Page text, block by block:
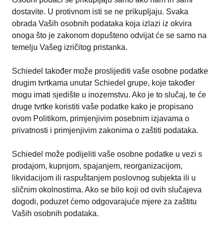
dostavite. U protivnom isti se ne prikupljaju. Svaka
obrada Vaših osobnih podataka koja izlazi iz okvira
onoga što je zakonom dopušteno odvijat će se samo na
temelju Vašeg izričitog pristanka.
Schiedel također može proslijediti vaše osobne podatke
drugim tvrtkama unutar Schiedel grupe, koje također
mogu imati sjedište u inozemstvu. Ako je to slučaj, te će
druge tvrtke koristiti vaše podatke kako je propisano
ovom Politikom, primjenjivim posebnim izjavama o
privatnosti i primjenjivim zakonima o zaštiti podataka.
Schiedel može podijeliti vaše osobne podatke u vezi s
prodajom, kupnjom, spajanjem, reorganizacijom,
likvidacijom ili raspuštanjem poslovnog subjekta ili u
sličnim okolnostima. Ako se bilo koji od ovih slučajeva
dogodi, poduzet ćemo odgovarajuće mjere za zaštitu
Vaših osobnih podataka.